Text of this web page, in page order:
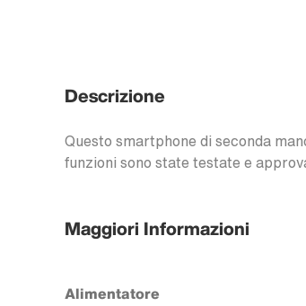
Descrizione
Questo smartphone di seconda
funzioni sono state testate e
Maggiori Informazioni
Alimentatore